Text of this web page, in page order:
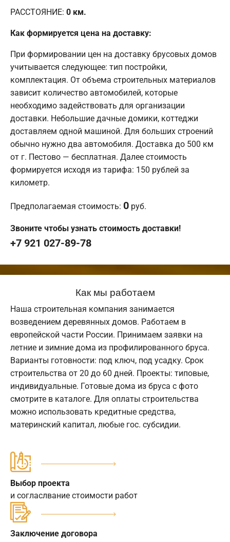
РАССТОЯНИЕ: 0 км.
Как формируется цена на доставку:
При формировании цен на доставку брусовых домов
учитывается следующее: тип постройки,
комплектация. От объема строительных материалов
зависит количество автомобилей, которые
необходимо задействовать для организации
доставки. Небольшие дачные домики, коттеджи
доставляем одной машиной. Для больших строений
обычно нужно два автомобиля. Доставка до 500 км
от г. Пестово — бесплатная. Далее стоимость
формируется исходя из тарифа: 150 рублей за
километр.
Предполагаемая стоимость: 0 руб.
Звоните чтобы узнать стоимость доставки!
+7 921 027-89-78
Как мы работаем
Наша строительная компания занимается
возведением деревянных домов. Работаем в
европейской части России. Принимаем заявки на
летние и зимние дома из профилированного бруса.
Варианты готовности: под ключ, под усадку. Срок
строительства от 20 до 60 дней. Проекты: типовые,
индивидуальные. Готовые дома из бруса с фото
смотрите в каталоге. Для оплаты строительства
можно использовать кредитные средства,
материнский капитал, любые гос. субсидии.
Выбор проекта
и согласлвание стоимости работ
Заключение договора